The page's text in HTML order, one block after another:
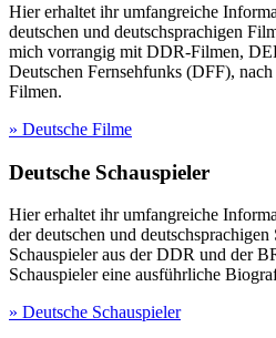
Hier erhaltet ihr umfangreiche
deutschen und deutschsprachigen
mich vorrangig mit DDR-Filmen,
Deutschen Fernsehfunks (DFF),
Filmen.
» Deutsche Filme
Deutsche Schauspieler
Hier erhaltet ihr umfangreiche
der deutschen und
Schauspieler aus der DDR und der
Schauspieler eine ausführliche
» Deutsche Schauspieler